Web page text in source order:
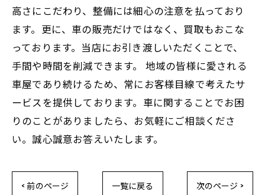
高さにこだわり、整備には細心の注意を払っており
ます。更に、車の販売だけではなく、買取もおこな
っております。当店にお引き渡しいただくことで、
手間や時間を削減できます。 地域の皆様に愛される
車屋であり続けるため、常にお客様目線で考えたサ
ービスを提供しております。車に関することでお困
りのことがありましたら、お気軽にご相談くださ
い。誠心誠意お答えいたします。
< 前のページ 一覧に戻る 次のページ >